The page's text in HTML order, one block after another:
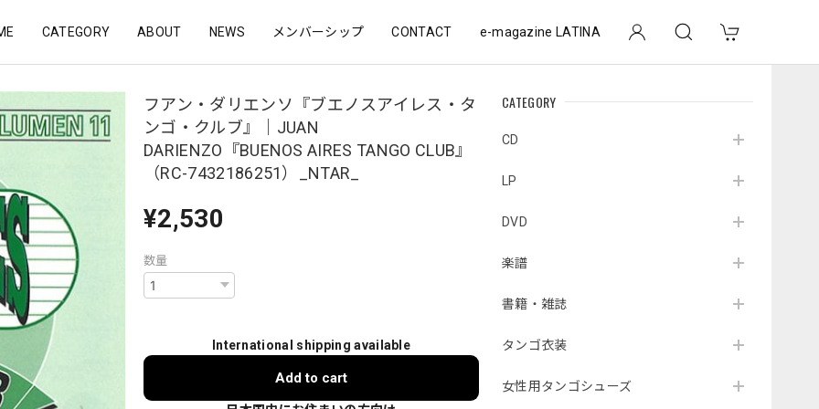
CATEGORY ABOUT NEWS メンバーシップ CONTACT e-magazine LATINA
CATEGORY
CD
LP
DVD
楽譜
書籍・雑誌
タンゴ衣装
女性用タンゴシューズ
フアン・ダリエンソ『ブエノスアイレス・タ
ンゴ・クルブ』｜JUAN
DARIENZO『BUENOS AIRES TANGO CLUB』
（RC-7432186251）_NTAR_
¥2,530
数量
International shipping available
Add to cart